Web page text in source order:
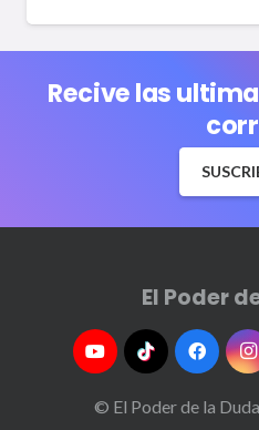
Recive las
El Poder
© El Poder de la